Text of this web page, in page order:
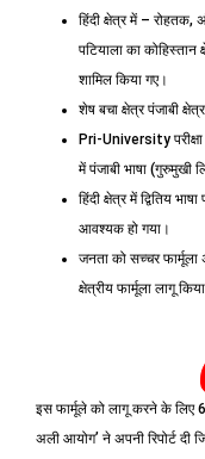
हिंदी क्षेत्र में – रोहतक,
पटियाला का कोहिस्तान
शामिल किया गए।
शेष बचा क्षेत्र पंजाबी
Pri-University परीक्षा
में पंजाबी भाषा (गुरुमुखी
हिंदी क्षेत्र में द्वितिय
आवश्यक हो गया।
जनता को सच्चर
क्षेत्रीय फार्मूला लागू
इस फार्मूले को लागू करने के लिए
अली आयोग’ ने अपनी रिपोर्ट दी